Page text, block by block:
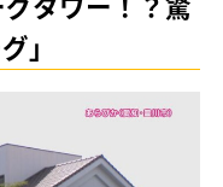
タワー！？驚
」